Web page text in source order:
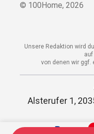
© 100Home, 2026
Unsere Redaktion wird
von denen wir ggf.
Alsterufer 1,